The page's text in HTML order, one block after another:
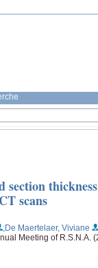
section
scans
;De Maertelaer, Viviane
Meeting of R.S.N.A.